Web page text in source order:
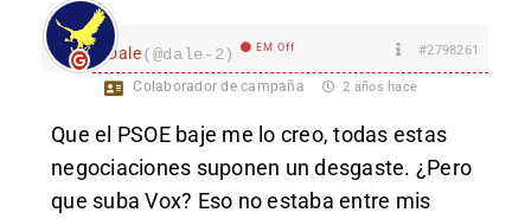
Dale(@dale-2) EM Off #2798261
Colaborador de campaña 2 años hace
Que el PSOE baje me lo creo, todas estas
negociaciones suponen un desgaste. ¿Pero
que suba Vox? Eso no estaba entre mis